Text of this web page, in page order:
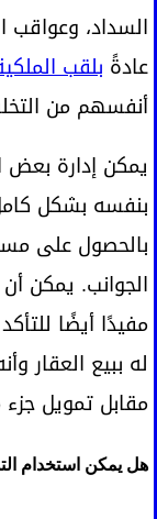
السداد، وعواقب
عادةً بلقب
أنفسهم من
يمكن إدارة
بنفسه بشكل
بالحصول على
الجوانب. يمكن
مفيدًا أيضًا
له ببيع العقار
مقابل تمويل
هل يمكن استخدام